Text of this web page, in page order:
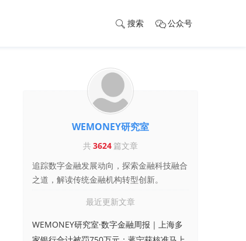
搜索 公众号
WEMONEY研究室
共3624篇文章
追踪数字金融发展动向，探索金融科技融合
之道，解读传统金融机构转型创新。
最近更新文章
WEMONEY研究室·数字金融周报｜上海多